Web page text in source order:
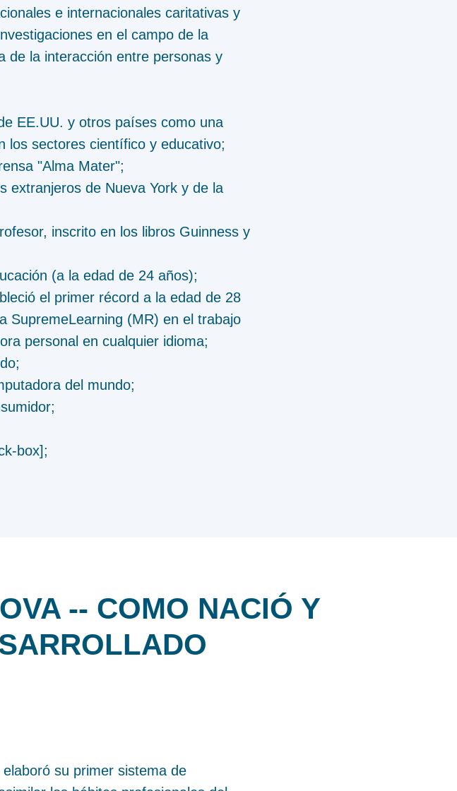
e internacionales caritativas y
en el campo de la
de la interacción entre personas y
EE.UU. y otros países como una
los sectores científico y educativo;
"Alma Mater";
extranjeros de Nueva York y de la
inscrito en los libros Guinness y
(a la edad de 24 años);
el primer récord a la edad de 28
SupremeLearning (MR) en el trabajo
personal en cualquier idioma;
del mundo;
box];
-- COMO NACIÓ Y
su primer sistema de